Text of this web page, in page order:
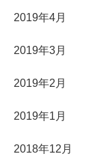
2019年4月
2019年3月
2019年2月
2019年1月
2018年12月